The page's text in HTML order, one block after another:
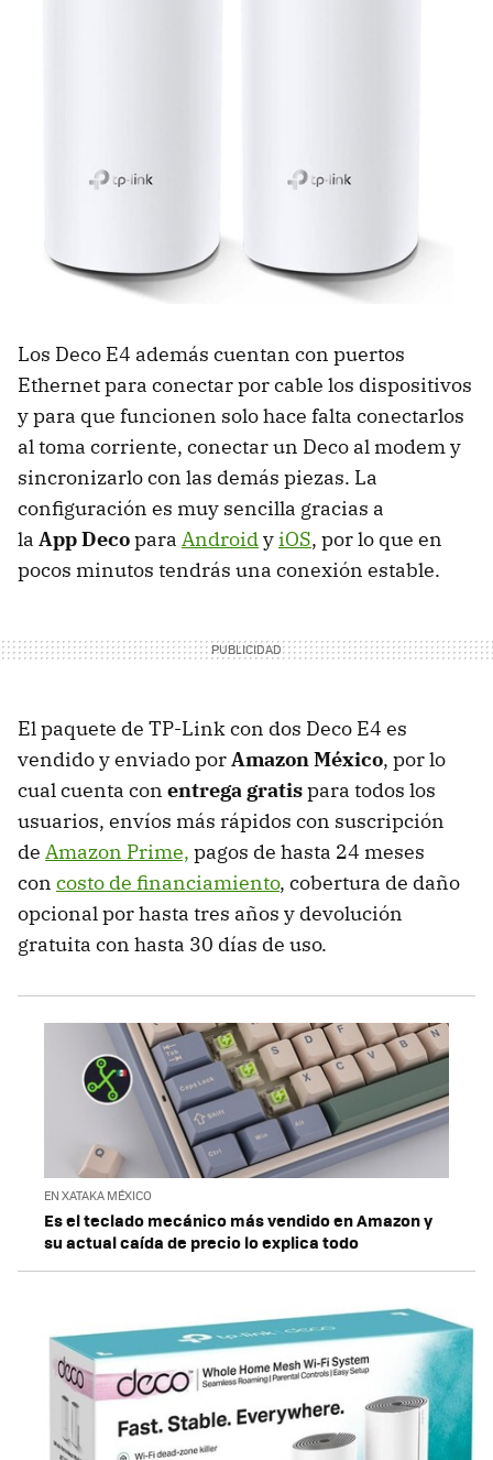
Los Deco E4 además cuentan con puertos
Ethernet para conectar por cable los dispositivos
y para que funcionen solo hace falta conectarlos
al toma corriente, conectar un Deco al modem y
sincronizarlo con las demás piezas. La
configuración es muy sencilla gracias a
la AppDecopara AndroidyiOS, por lo que en
pocos minutos tendrás una conexión estable.
El paquete de TP-Link con dos Deco E4 es
vendido y enviado porAmazon México, por lo
cual cuenta con entrega gratispara todos los
usuarios, envíos más rápidos con suscripción
de Amazon Prime, pagos de hasta 24 meses
con costo de financiamiento, cobertura de daño
opcional por hasta tres años y devolución
gratuita con hasta 30 días de uso.
EN XATAKA MÉXICO
Es el teclado mecánico más vendido en Amazon y
su actual caída de precio lo explica todo